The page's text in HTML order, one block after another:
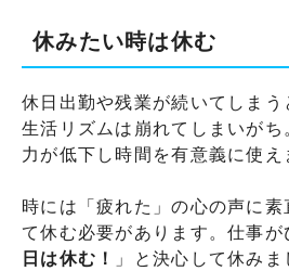
休みたい時は休む
休日出勤や残業が続いてしま
生活リズムは崩れてしまいがち
力が低下し時間を有意義に使え
時には「疲れた」の心の声に素
て休む必要があります。仕事
日は休む！
」と決心して休みま